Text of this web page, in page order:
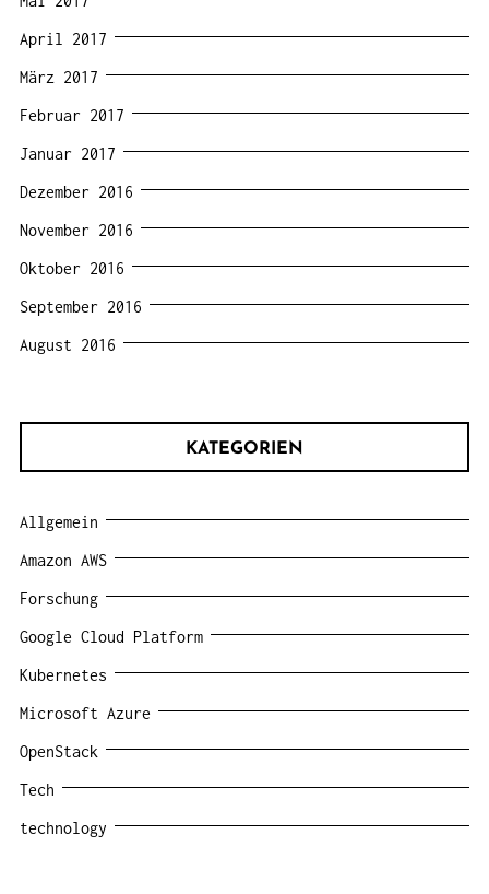
April 2017
März 2017
Februar 2017
Januar 2017
Dezember 2016
November 2016
Oktober 2016
September 2016
August 2016
KATEGORIEN
Allgemein
Amazon AWS
Forschung
Google Cloud Platform
Kubernetes
Microsoft Azure
OpenStack
Tech
technology